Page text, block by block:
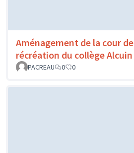
Aménagement de la cour de
récréation du collège Alcuin
PACREAU
0 0